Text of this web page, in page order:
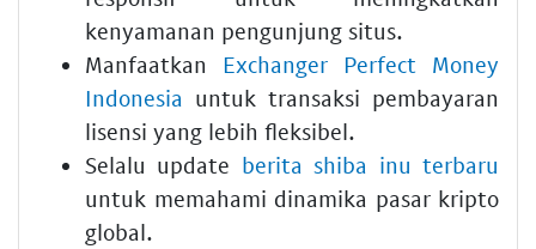
kenyamanan pengunjung situs.
Manfaatkan Exchanger Perfect Money
Indonesia untuk transaksi pembayaran
lisensi yang lebih fleksibel.
Selalu update berita shiba inu terbaru
untuk memahami dinamika pasar kripto
global.